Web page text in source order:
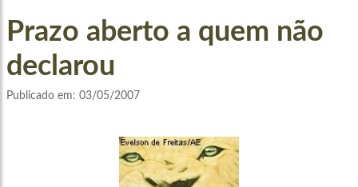
Prazo aberto a quem não
declarou
Publicado em: 03/05/2007